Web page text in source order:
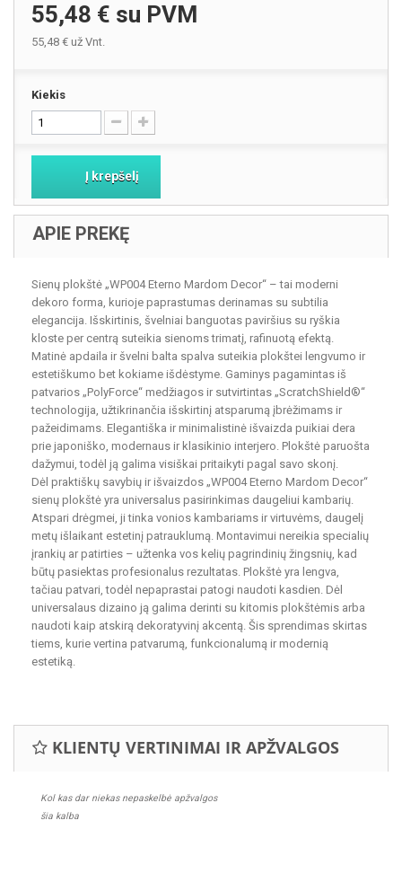
55,48 € su PVM
55,48 € už Vnt.
Kiekis
Į krepšelį
APIE PREKĘ
Sienų plokštė „WP004 Eterno Mardom Decor“ – tai moderni
dekoro forma, kurioje paprastumas derinamas su subtilia
elegancija. Išskirtinis, švelniai banguotas paviršius su ryškia
kloste per centrą suteikia sienoms trimatį, rafinuotą efektą.
Matinė apdaila ir švelni balta spalva suteikia plokštei lengvumo ir
estetiškumo bet kokiame išdėstyme. Gaminys pagamintas iš
patvarios „PolyForce“ medžiagos ir sutvirtintas „ScratchShield®“
technologija, užtikrinančia išskirtinį atsparumą įbrėžimams ir
pažeidimams. Elegantiška ir minimalistinė išvaizda puikiai dera
prie japoniško, modernaus ir klasikinio interjero. Plokštė paruošta
dažymui, todėl ją galima visiškai pritaikyti pagal savo skonį.
Dėl praktiškų savybių ir išvaizdos „WP004 Eterno Mardom Decor“
sienų plokštė yra universalus pasirinkimas daugeliui kambarių.
Atspari drėgmei, ji tinka vonios kambariams ir virtuvėms, daugelį
metų išlaikant estetinį patrauklumą. Montavimui nereikia specialių
įrankių ar patirties – užtenka vos kelių pagrindinių žingsnių, kad
būtų pasiektas profesionalus rezultatas. Plokštė yra lengva,
tačiau patvari, todėl nepaprastai patogi naudoti kasdien. Dėl
universalaus dizaino ją galima derinti su kitomis plokštėmis arba
naudoti kaip atskirą dekoratyvinį akcentą. Šis sprendimas skirtas
tiems, kurie vertina patvarumą, funkcionalumą ir modernią
estetiką.
KLIENTŲ VERTINIMAI IR APŽVALGOS
Kol kas dar niekas nepaskelbė apžvalgos
šia kalba